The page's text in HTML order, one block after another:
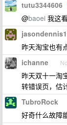
tutu3344606
@baoei 我这
昨天淘宝也有
ichanne
昨天双十一淘
转错误页，估
TubroRock
好奇什么故障